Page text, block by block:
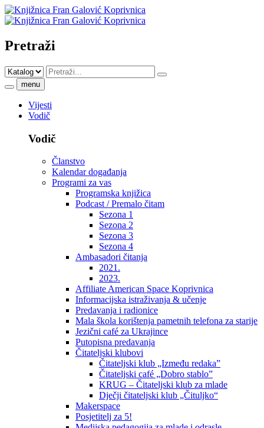
Pretraži
menu
Vijesti
Vodič
Vodič
Članstvo
Kalendar događanja
Programi za vas
Programska knjižica
Podcast / Premalo čitam
Sezona 1
Sezona 2
Sezona 3
Sezona 4
Ambasadori čitanja
2021.
2023.
Affiliate American Space Koprivnica
Informacijska istraživanja & učenje
Predavanja i radionice
Mala škola korištenja pametnih telefona za starije
Jezični café za Ukrajince
Putopisna predavanja
Čitateljski klubovi
Čitateljski klub „Između redaka”
Čitateljski café „Dobro stablo”
KRUG – Čitateljski klub za mlade
Dječji čitateljski klub „Čituljko“
Makerspace
Posjetitelj za 5!